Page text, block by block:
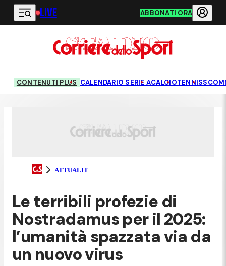
Vai al contenuto principale
LIVE ABBONATI ORA
CONTENUTI PLUS CALENDARIO SERIE ACALCIOTENNIS
ATTUALIT
Le terribili profezie di
Nostradamus per il 2025:
l’umanità spazzata via da
un nuovo virus